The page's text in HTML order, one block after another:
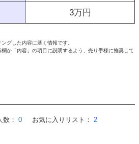
3万円
グした内容に基く情報です。
か「内容」の項目に説明するよう、売り手様に推奨して
数： 0 お気に入りリスト： 2